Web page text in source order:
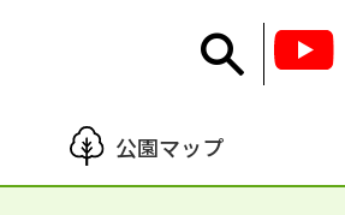
公園マップ